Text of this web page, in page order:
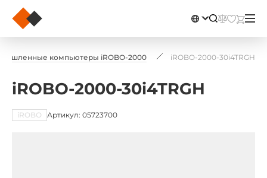
компьютеры iROBO-2000 iROBO-2000-30i4TRGH
iROBO-2000-30i4TRGH
iROBO Артикул: 05723700